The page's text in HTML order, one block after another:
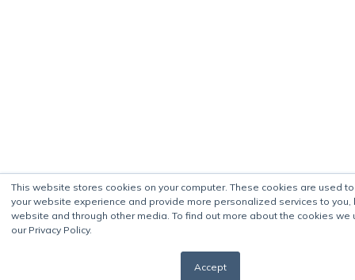
This website stores cookies on your computer. These cookies are used
your website experience and provide more personalized services to you,
website and through other media. To find out more about the cookies we
our Privacy Policy.
Accept